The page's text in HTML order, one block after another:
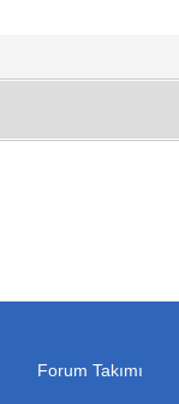
Forum Takımı